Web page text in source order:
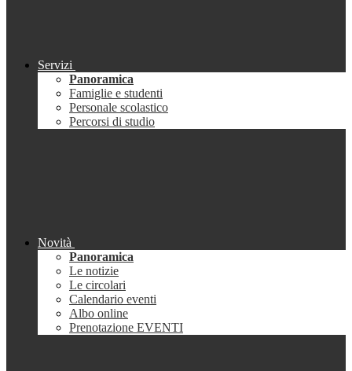
Servizi
Panoramica
Famiglie e studenti
Personale scolastico
Percorsi di studio
Novità
Panoramica
Le notizie
Le circolari
Calendario eventi
Albo online
Prenotazione EVENTI